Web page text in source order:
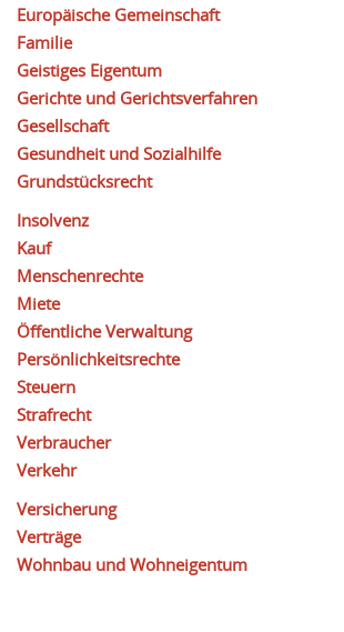
Europäische Gemeinschaft
Familie
Geistiges Eigentum
Gerichte und Gerichtsverfahren
Gesellschaft
Gesundheit und Sozialhilfe
Grundstücksrecht
Insolvenz
Kauf
Menschenrechte
Miete
Öffentliche Verwaltung
Persönlichkeitsrechte
Steuern
Strafrecht
Verbraucher
Verkehr
Versicherung
Verträge
Wohnbau und Wohneigentum